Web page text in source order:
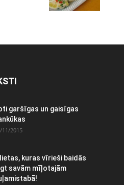
garšīgas un gaisīgas
11/2015
kuras vīrieši baidās
savām mīļotajām